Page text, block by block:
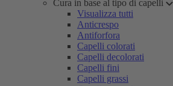
Cura in base al tipo di capelli
Visualizza tutti
Anticrespo
Antiforfora
Capelli colorati
Capelli decolorati
Capelli fini
Capelli grassi